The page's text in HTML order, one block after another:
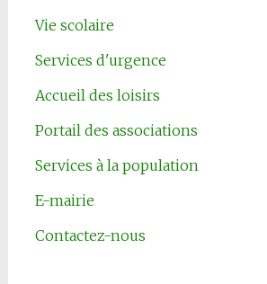
Vie scolaire
Services d'urgence
Accueil des loisirs
Portail des associations
Services à la population
E-mairie
Contactez-nous